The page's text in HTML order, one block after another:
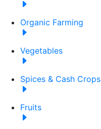
Organic Farming
Vegetables
Spices & Cash Crops
Fruits